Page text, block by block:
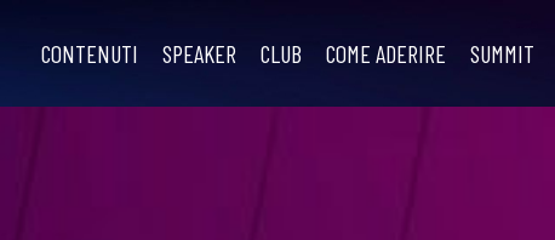
CONTENUTI SPEAKER CLUB COME ADERIRE SUMMIT